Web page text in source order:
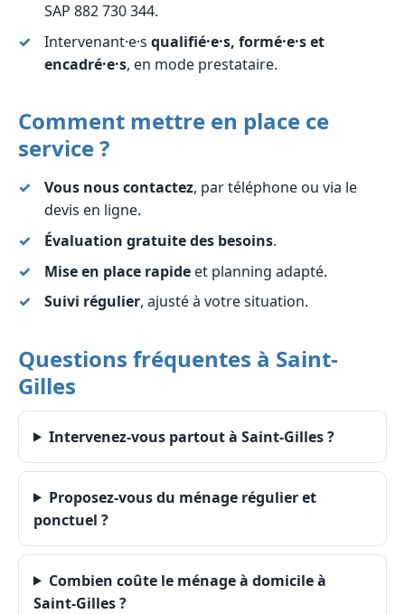
SAP 882 730 344.
Intervenant·e·s qualifié·e·s, formé·e·s et
encadré·e·s, en mode prestataire.
Comment mettre en place ce
service ?
Vous nous contactez, par téléphone ou via le
devis en ligne.
Évaluation gratuite des besoins.
Mise en place rapideet planning adapté.
Suivi régulier, ajusté à votre situation.
Questions fréquentes à Saint-
Gilles
Intervenez-vous partout à Saint-Gilles ?
Proposez-vous du ménage régulier et
ponctuel ?
Combien coûte le ménage à domicile à
Saint-Gilles ?